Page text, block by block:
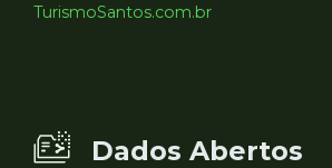
TurismoSantos.com.br
Dados Abertos